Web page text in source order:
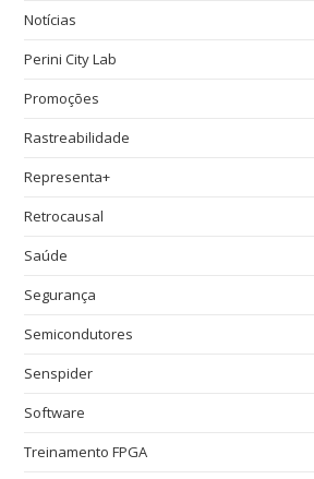
Notícias
Perini City Lab
Promoções
Rastreabilidade
Representa+
Retrocausal
Saúde
Segurança
Semicondutores
Senspider
Software
Treinamento FPGA